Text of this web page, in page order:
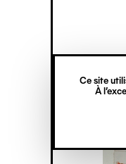
Ce site
À
principal
verticale